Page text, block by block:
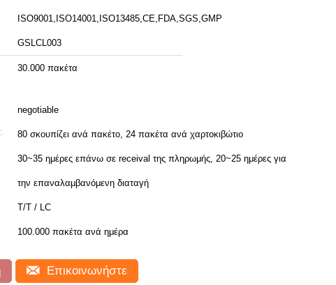
ISO9001,ISO14001,ISO13485,CE,FDA,SGS,GMP
GSLCL003
30.000 πακέτα
negotiable
80 σκουπίζει ανά πακέτο, 24 πακέτα ανά χαρτοκιβώτιο
30~35 ημέρες επάνω σε receival της πληρωμής, 20~25 ημέρες για
την επαναλαμβανόμενη διαταγή
T/T / LC
100.000 πακέτα ανά ημέρα
Επικοινωνήστε